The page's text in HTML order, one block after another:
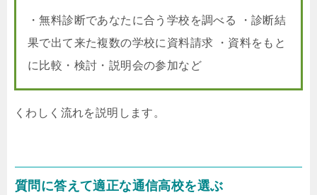
・無料診断であなたに合う学校を調べる ・診断結
果で出て来た複数の学校に資料請求 ・資料をもと
に比較・検討・説明会の参加など
くわしく流れを説明します。
質問に答えて適正な通信高校を選ぶ